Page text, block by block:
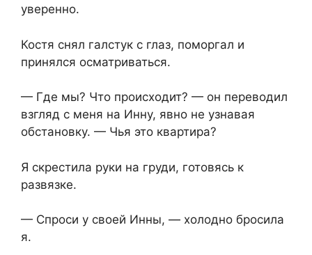
уверенно.
Костя снял галстук с глаз, поморгал и
принялся осматриваться.
— Где мы? Что происходит? — он переводил
взгляд с меня на Инну, явно не узнавая
обстановку. — Чья это квартира?
Я скрестила руки на груди, готовясь к
развязке.
— Спроси у своей Инны, — холодно бросила
я.